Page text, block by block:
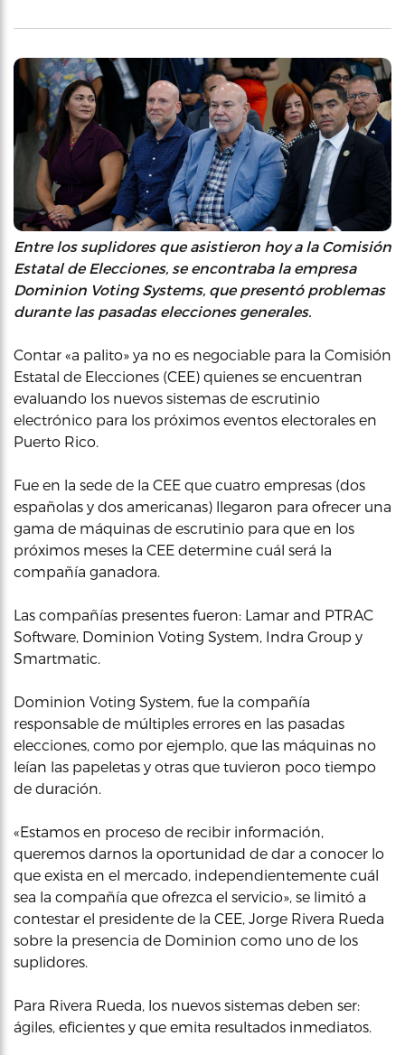
Entre los suplidores que asistieron hoy a la Comisión
Estatal de Elecciones, se encontraba la empresa
Dominion Voting Systems, que presentó problemas
durante las pasadas elecciones generales.
Contar «a palito» ya no es negociable para la Comisión
Estatal de Elecciones (CEE) quienes se encuentran
evaluando los nuevos sistemas de escrutinio
electrónico para los próximos eventos electorales en
Puerto Rico.
Fue en la sede de la CEE que cuatro empresas (dos
españolas y dos americanas) llegaron para ofrecer una
gama de máquinas de escrutinio para que en los
próximos meses la CEE determine cuál será la
compañía ganadora.
Las compañías presentes fueron: Lamar and PTRAC
Software, Dominion Voting System, Indra Group y
Smartmatic.
Dominion Voting System, fue la compañía
responsable de múltiples errores en las pasadas
elecciones, como por ejemplo, que las máquinas no
leían las papeletas y otras que tuvieron poco tiempo
de duración.
«Estamos en proceso de recibir información,
queremos darnos la oportunidad de dar a conocer lo
que exista en el mercado, independientemente cuál
sea la compañía que ofrezca el servicio», se limitó a
contestar el presidente de la CEE, Jorge Rivera Rueda
sobre la presencia de Dominion como uno de los
suplidores.
Para Rivera Rueda, los nuevos sistemas deben ser:
ágiles, eficientes y que emita resultados inmediatos.